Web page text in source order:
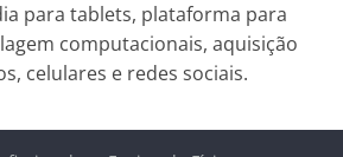
para tablets, plataforma para
computacionais, aquisição
celulares e redes sociais.